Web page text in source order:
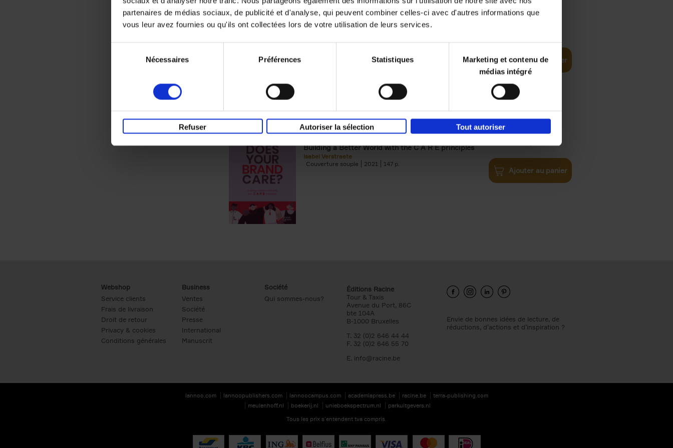
partenaires de médias sociaux, de publicité et d'analyse, qui peuvent combiner celles-ci avec d'autres informations que
vous leur avez fournies ou qu'ils ont collectées lors de votre utilisation de leurs services.
Nécessaires Préférences Statistiques
Marketing et contenu de
médias intégré
Refuser Autoriser la sélection Tout autoriser
Digital marketing like a PRO -
completely revised edition
Ajouter au panier
Does Your Brand Care?
Building a Better World with the C A R E principles
Isabel Verstraete
Couverture souple
2021 147
€34,99
Ajouter au panier
Webshop
Service clients
Frais de livraison
Droit de retour
Privacy & cookies
Conditions générales
Business
Ventes
Société
Presse
International
Manuscrit
Société
Qui sommes-nous?
Éditions Racine
Tour & Taxis
Avenue du Port, 86C
bte 104A
B-1000 Bruxelles
T. 32 (0)2 646 44 44
F. 32 (0)2 646 55 70
E. info@racine.be
Envie de bonnes idées de lecture, de
réductions, d’actions et d’inspiration ?
lannoo.com lannoopublishers.com lannoocampus.com academiapress.be racine.be
terra-publishing.com
meulenhoff.nl
boekerij.nl unieboekspectrum.nl
parkuitgevers.nl
Tous les prix s’entendent tva compris.